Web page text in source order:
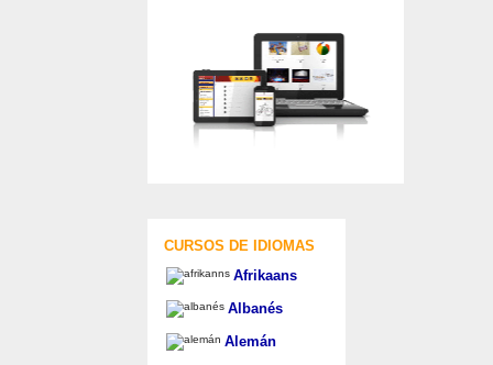
CURSOS DE IDIOMAS
Afrikaans
Albanés
Alemán